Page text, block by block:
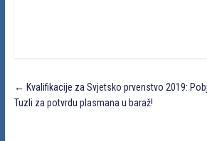
← Kvalifikacije za Svjetsko prvenstvo 2019:
Tuzli za potvrdu plasmana u baraž!